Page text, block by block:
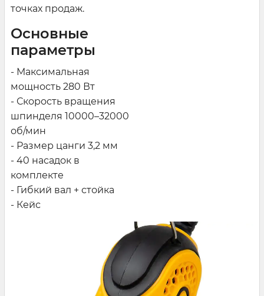
точках продаж.
Основные
параметры
- Максимальная
мощность 280 Вт
- Скорость вращения
шпинделя 10000–32000
об/мин
- Размер цанги 3,2 мм
- 40 насадок в
комплекте
- Гибкий вал + стойка
- Кейс